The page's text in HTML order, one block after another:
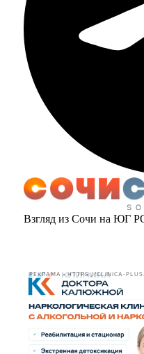
Взгляд из Сочи на ЮГ
РЕКЛАМА • HTTPS://CLINICA-